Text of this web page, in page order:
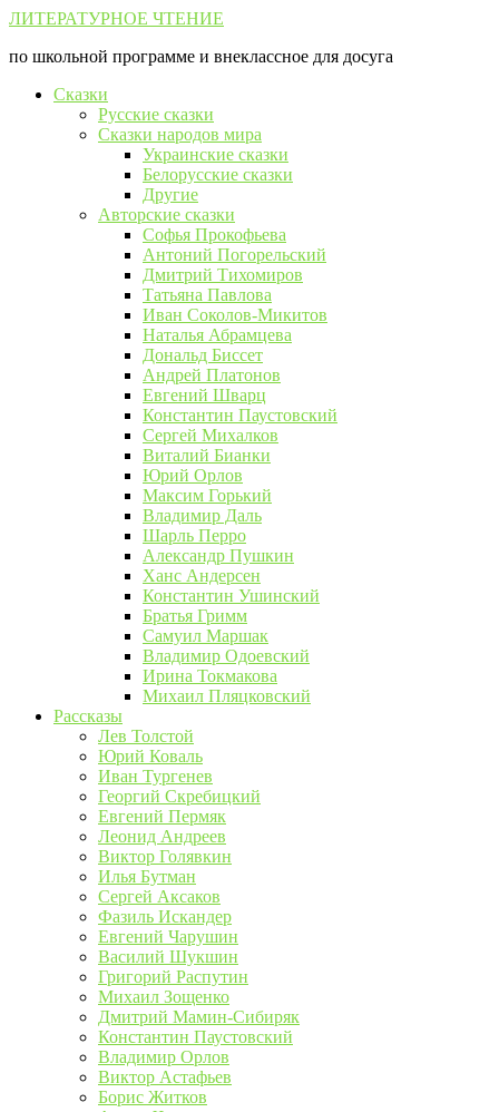
Перейти
контенту
ЛИТЕРАТУРНОЕ ЧТЕНИЕ
по школьной программе и внеклассное для досуга
Сказки
Русские сказки
Сказки народов мира
Украинские сказки
Белорусские сказки
Другие
Авторские сказки
Софья Прокофьева
Антоний Погорельский
Дмитрий Тихомиров
Татьяна Павлова
Иван Соколов-Микитов
Наталья Абрамцева
Дональд Биссет
Андрей Платонов
Евгений Шварц
Константин Паустовский
Сергей Михалков
Виталий Бианки
Юрий Орлов
Максим Горький
Владимир Даль
Шарль Перро
Александр Пушкин
Ханс Андерсен
Константин Ушинский
Братья Гримм
Самуил Маршак
Владимир Одоевский
Ирина Токмакова
Михаил Пляцковский
Рассказы
Лев Толстой
Юрий Коваль
Иван Тургенев
Георгий Скребицкий
Евгений Пермяк
Леонид Андреев
Виктор Голявкин
Илья Бутман
Сергей Аксаков
Фазиль Искандер
Евгений Чарушин
Василий Шукшин
Григорий Распутин
Михаил Зощенко
Дмитрий Мамин-Сибиряк
Константин Паустовский
Владимир Орлов
Виктор Астафьев
Борис Житков